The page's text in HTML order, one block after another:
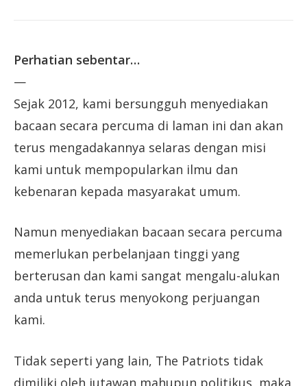
Perhatian sebentar…
—
Sejak 2012, kami bersungguh menyediakan
bacaan secara percuma di laman ini dan akan
terus mengadakannya selaras dengan misi
kami untuk mempopularkan ilmu dan
kebenaran kepada masyarakat umum.
Namun menyediakan bacaan secara percuma
memerlukan perbelanjaan tinggi yang
berterusan dan kami sangat mengalu-alukan
anda untuk terus menyokong perjuangan
kami.
Tidak seperti yang lain, The Patriots tidak
dimiliki oleh jutawan mahupun politikus, maka